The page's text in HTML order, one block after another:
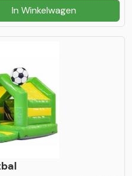
In Winkelwagen